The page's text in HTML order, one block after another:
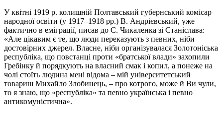
У квітні 1919 р. колишній Полтавський губернський комісар
народної освіти (у 1917–1918 рр.) В. Андрієвський, уже
фактично в еміграції, писав до Є. Чикаленка зі Станіслава:
«Але цікавим є те, що люди переказують з певних, ніби
достовірних джерел. Власне, ніби організувалася Золотоніська
республіка, що повстанці проти «братської влади» захопили
Гребінку й порядкують на власний смак і копил, а понеже на
чолі стоїть людина мені відома – мій університетський
товариш Михайло Злобинець, – про котрого, може й Ви чули,
то я знаю, що «республіка» та певно українська і певно
антикомуністична».